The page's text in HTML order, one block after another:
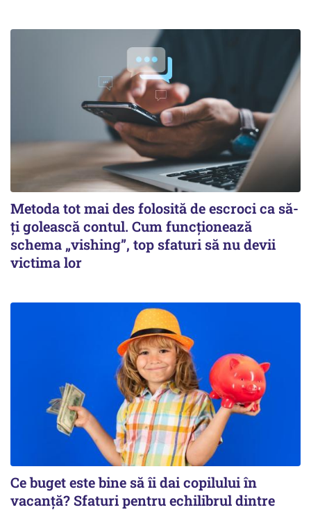
Metoda tot mai des folosită de escroci ca să-
ți golească contul. Cum funcționează
schema „vishing”, top sfaturi să nu devii
victima lor
Ce buget este bine să îi dai copilului în
vacanță? Sfaturi pentru echilibrul dintre